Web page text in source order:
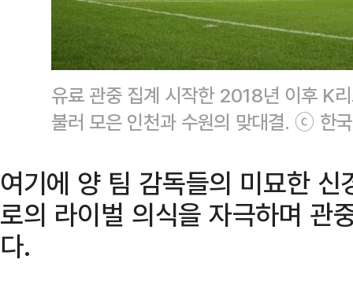
유료 관중 집계 시작한 2018년 이후 K
불러 모은 인천과 수원의 맞대결. ⓒ 한
여기에 양 팀 감독들의 미묘한
로의 라이벌 의식을 자극하며 관
다.